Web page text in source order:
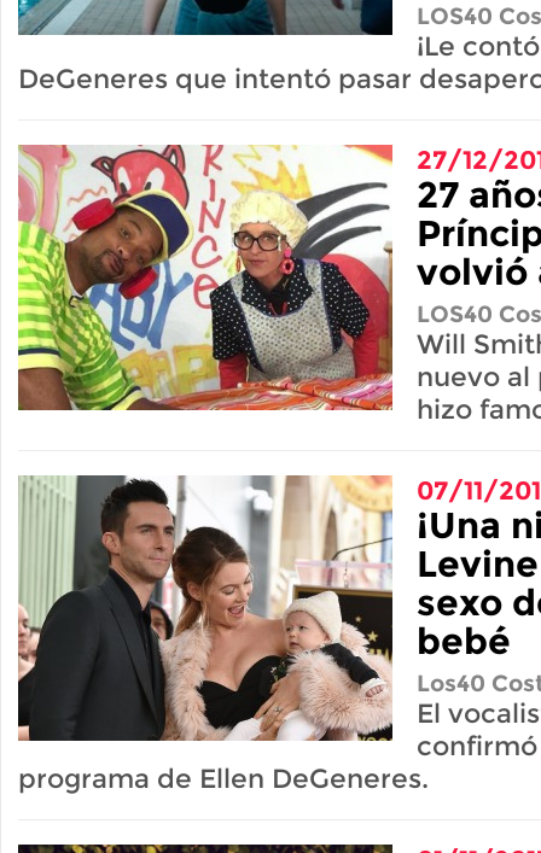
LOS40
¡Le
DeGeneres que intentó pasar
27/12/
27
volvió
LOS40
Will
nuevo al
hizo
07/11/
¡Una
sexo
bebé
Los40
El
programa de Ellen DeGeneres.